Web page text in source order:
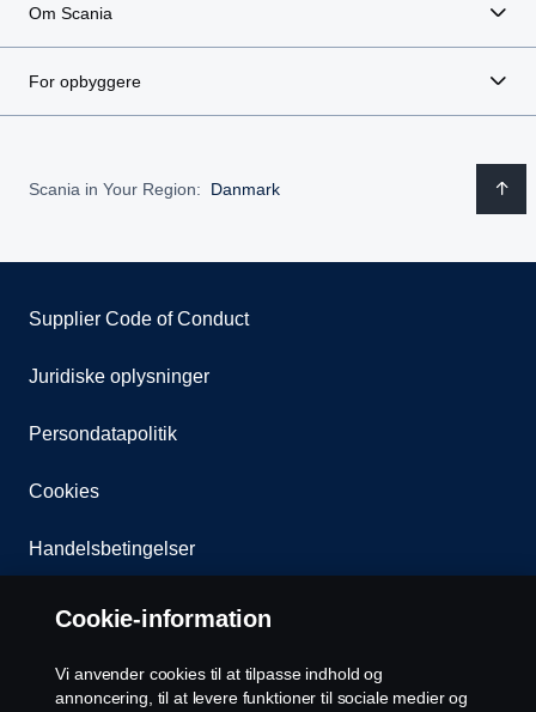
Om Scania
For opbyggere
Scania in Your Region: Danmark
Supplier Code of Conduct
Juridiske oplysninger
Persondatapolitik
Cookies
Handelsbetingelser
Kontakt os
Whistleblowing
Cookie-information
Vi anvender cookies til at tilpasse indhold og
annoncering, til at levere funktioner til sociale medier og